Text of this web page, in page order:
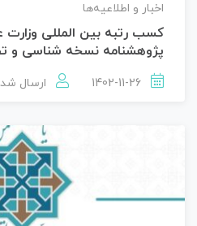
اخبار و اطلاعیه‌ها
کسب رتبه بین المللی
پژوهشنامه نسخه شناسی و
ارسال